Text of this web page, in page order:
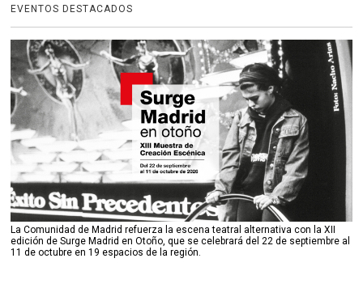
EVENTOS DESTACADOS
La Comunidad de Madrid refuerza la escena teatral alternativa con la XII
edición de Surge Madrid en Otoño, que se celebrará del 22 de septiembre al
11 de octubre en 19 espacios de la región.